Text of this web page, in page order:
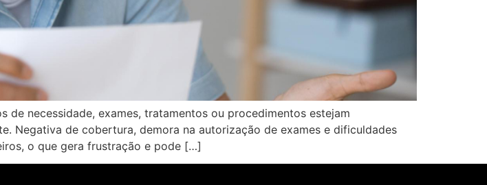
necessidade, exames, tratamentos ou procedimentos estejam
Negativa de cobertura, demora na autorização de exames e dificuldades
o que gera frustração e pode […]